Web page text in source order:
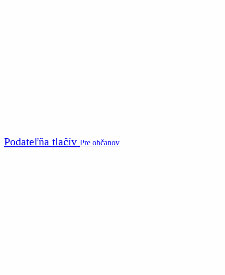
Podateľňa tlačív Pre občanov